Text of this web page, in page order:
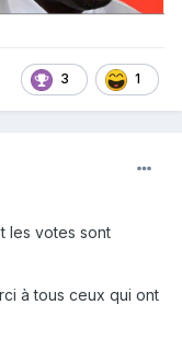
3 1
les votes sont
à tous ceux qui ont